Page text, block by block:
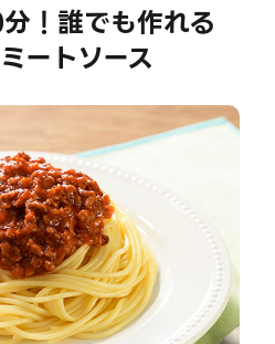
！誰でも作れる
ートソース